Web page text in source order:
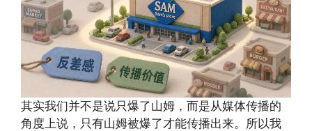
其实我们并不是说只爆了山姆，而是从媒体传播的
角度上说，只有山姆被爆了才能传播出来。所以我